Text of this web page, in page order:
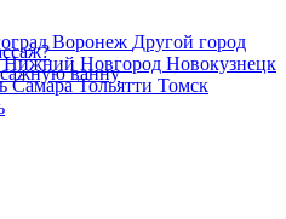
Воронеж Другой город
Нижний Новгород Новокузнецк
СамараТольятти Томск
ванну